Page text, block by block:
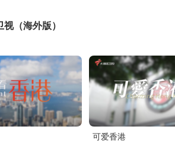
视（海外版）
可爱香港